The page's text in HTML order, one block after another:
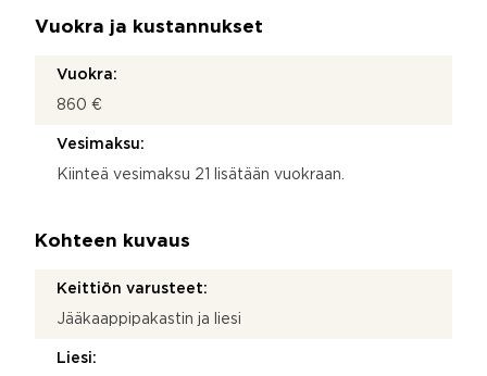
Vuokra ja kustannukset
Vuokra:
860 €
Vesimaksu:
Kiinteä vesimaksu 21 lisätään vuokraan.
Kohteen kuvaus
Keittiön varusteet:
Jääkaappipakastin ja liesi
Liesi: